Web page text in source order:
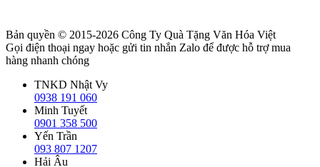
Bản quyền © 2015-2026 Công Ty Quà Tặng Văn Hóa Việt
Gọi điện thoại ngay hoặc gửi tin nhắn Zalo để được hỗ trợ mua
hàng nhanh chóng
TNKD Nhật Vy
0938 191 060
Minh Tuyết
0901 358 500
Yến Trần
093 807 1207
Hải Âu